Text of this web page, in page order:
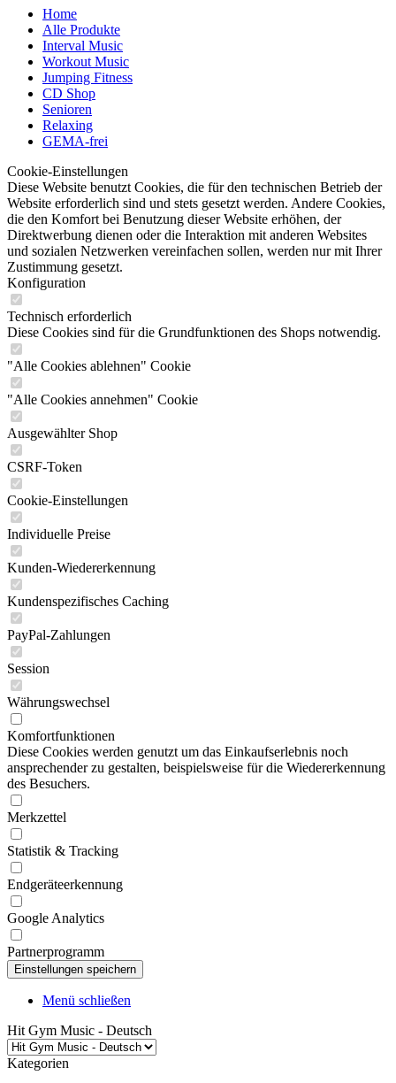
Home
Alle Produkte
Interval Music
Workout Music
Jumping Fitness
CD Shop
Senioren
Relaxing
GEMA-frei
Cookie-Einstellungen
Diese Website benutzt Cookies, die für den technischen Betrieb der
Website erforderlich sind und stets gesetzt werden. Andere Cookies,
die den Komfort bei Benutzung dieser Website erhöhen, der
Direktwerbung dienen oder die Interaktion mit anderen Websites
und sozialen Netzwerken vereinfachen sollen, werden nur mit Ihrer
Zustimmung gesetzt.
Konfiguration
Technisch erforderlich
Diese Cookies sind für die Grundfunktionen des Shops notwendig.
"Alle Cookies ablehnen" Cookie
"Alle Cookies annehmen" Cookie
Ausgewählter Shop
CSRF-Token
Cookie-Einstellungen
Individuelle Preise
Kunden-Wiedererkennung
Kundenspezifisches Caching
PayPal-Zahlungen
Session
Währungswechsel
Komfortfunktionen
Diese Cookies werden genutzt um das Einkaufserlebnis noch
ansprechender zu gestalten, beispielsweise für die Wiedererkennung
des Besuchers.
Merkzettel
Statistik & Tracking
Endgeräteerkennung
Google Analytics
Partnerprogramm
Menü schließen
Hit Gym Music - Deutsch
Kategorien